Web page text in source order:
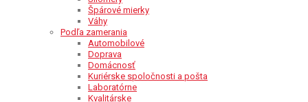
Špárové mierky
Váhy
Podľa zamerania
Automobilové
Doprava
Domácnosť
Kuriérske spoločnosti a pošta
Laboratórne
Kvalitárske